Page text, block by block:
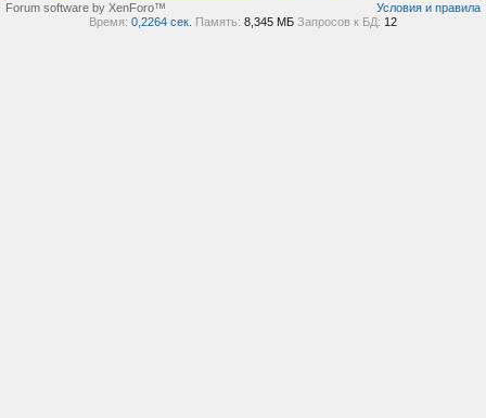
Условия и правила
Forum software by XenForo™
Время: 0,2264 сек. Память: 8,345 МБ Запросов к БД: 12